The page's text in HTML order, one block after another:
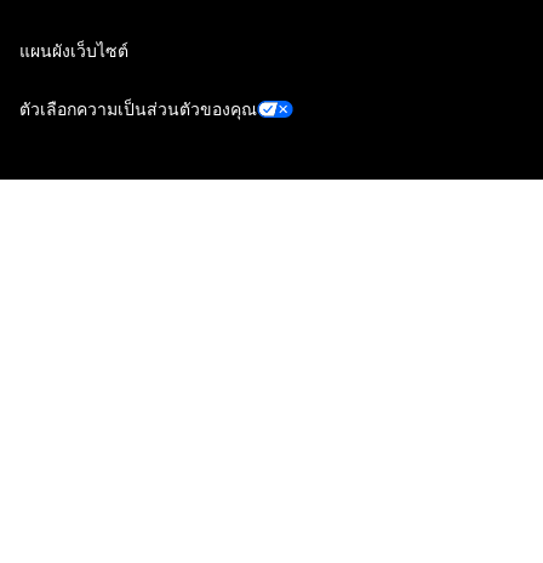
แผนผังเว็บไซต์
ตัวเลือกความเป็นส่วนตัวของคุณ